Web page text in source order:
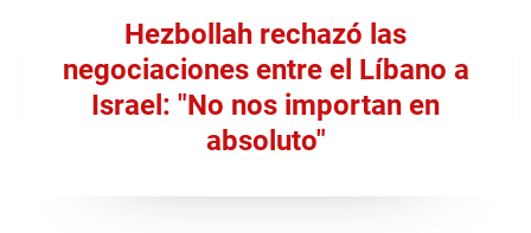
Hezbollah rechazó las
negociaciones entre el Líbano a
Israel: "No nos importan en
absoluto"